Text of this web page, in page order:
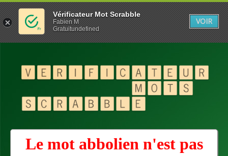
Le mot abbolien n'est pas
Vérificateur Mot Scrabble
Fabien M
Gratuitundefined
VOIR